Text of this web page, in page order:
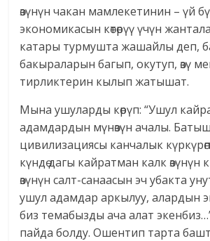
өзүнүн чакан мамлекетинин – үй
экономикасын көтөрүү үчүн
катары турмушта жашайлы деп,
бакыраларын багып, окутуп, өзү
тирликтерин кылып жатышат.
Мына ушуларды көрүп: “Ушул
адамдардын мүнөзүн ачалы.
цивилизациясы канчалык
күндө дагы кайратман калк өзүнүн
өзүнүн салт-санаасын эч убакта
ушул адамдар аркылуу, алардын
биз темабызды ача алат
пайда болду. Ошентип тарта